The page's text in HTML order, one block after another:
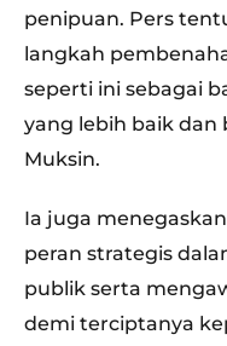
penipuan. Pers
langkah
seperti ini sebagai
yang lebih baik dan
Muksin.
Ia juga
peran strategis
publik serta
demi terciptanya